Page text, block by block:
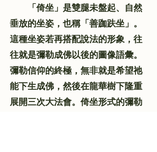
「倚坐」是雙腿未盤起、自然
垂放的坐姿，也稱「善跏趺坐」。
這種坐姿若再搭配說法的形象，往
往就是彌勒成佛以後的圖像語彙。
彌勒信仰的終極，無非就是希望祂
能下生成佛，然後在龍華樹下隆重
展開三次大法會。倚坐形式的彌勒